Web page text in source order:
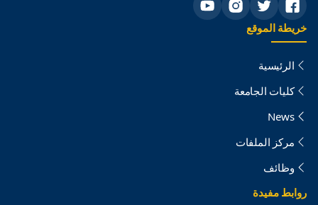
خريطة الموقع
الرئيسية
كليات الجامعة
News
مركز الملفات
وظائف
روابط مفيدة